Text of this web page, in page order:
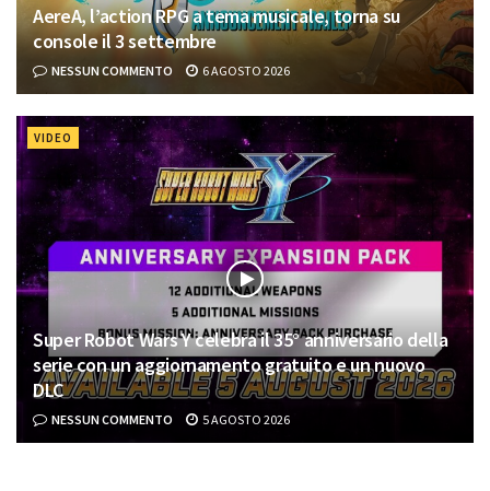
AereA, l’action RPG a tema musicale, torna su
console il 3 settembre
NESSUN COMMENTO 6 AGOSTO 2026
VIDEO
Super Robot Wars Y celebra il 35° anniversario della
serie con un aggiornamento gratuito e un nuovo
DLC
NESSUN COMMENTO 5 AGOSTO 2026